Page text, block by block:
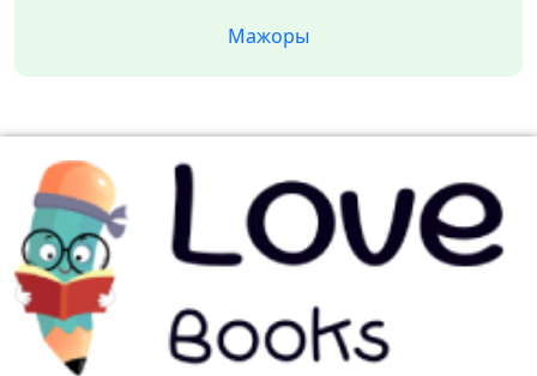
Мажоры